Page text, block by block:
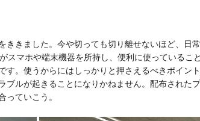
ききました。今や切っても切り離せないほど、日
スマホや端末機器を所持し、便利に使っているこ
す。使うからにはしっかりと押さえるべきポイン
ブルが起きることになりかねません。配布された
っていこう。